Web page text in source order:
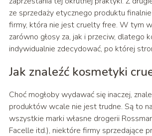
ze sprzedaży etycznego produktu
firmy, która nie jest cruelty free. W tym
zarówno głosy za, jak i przeciw, dlatego
indywidualnie zdecydować, po której
Jak znaleźć kosmetyki
Choć mogłoby wydawać się inaczej,
produktów wcale nie jest trudne. Są to
wszystkie marki własne drogerii
Facelle itd.), niektóre firmy sprzedające